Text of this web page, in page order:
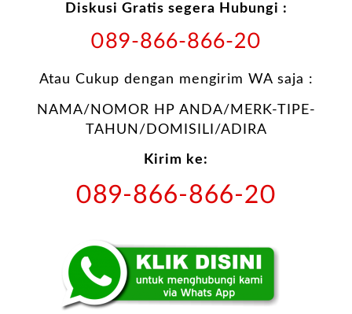
Diskusi Gratis segera Hubungi :
089-866-866-20
Atau Cukup dengan mengirim WA saja :
NAMA/NOMOR HP ANDA/MERK-TIPE-
TAHUN/DOMISILI/ADIRA
Kirim ke:
089-866-866-20